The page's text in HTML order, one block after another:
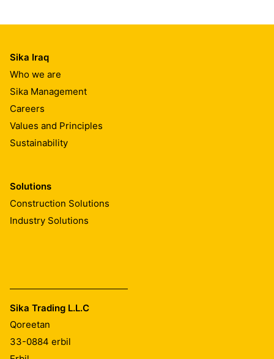
Sika Iraq
Who we are
Sika Management
Careers
Values and Principles
Sustainability
Solutions
Construction Solutions
Industry Solutions
Sika Trading L.L.C
Qoreetan
33-0884 erbil